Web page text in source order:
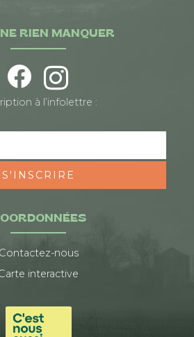
Contactez-nous
interactive
RIEN MANQUER
à l’infolettre :
S'INSCRIRE